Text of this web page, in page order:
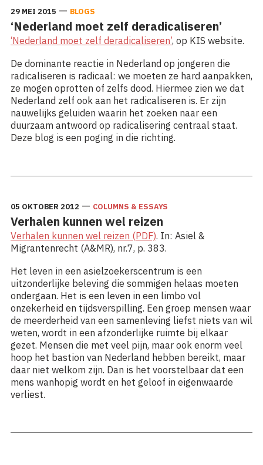
29 MEI 2015 — BLOGS
‘Nederland moet zelf deradicaliseren’
‘Nederland moet zelf deradicaliseren’, op KIS website.
De dominante reactie in Nederland op jongeren die
radicaliseren is radicaal: we moeten ze hard aanpakken,
ze mogen oprotten of zelfs dood. Hiermee zien we dat
Nederland zelf ook aan het radicaliseren is. Er zijn
nauwelijks geluiden waarin het zoeken naar een
duurzaam antwoord op radicalisering centraal staat.
Deze blog is een poging in die richting.
05 OKTOBER 2012 — COLUMNS & ESSAYS
Verhalen kunnen wel reizen
Verhalen kunnen wel reizen (PDF). In: Asiel &
Migrantenrecht (A&MR), nr.7, p. 383.
Het leven in een asielzoekerscentrum is een
uitzonderlijke beleving die sommigen helaas moeten
ondergaan. Het is een leven in een limbo vol
onzekerheid en tijdsverspilling. Een groep mensen waar
de meerderheid van een samenleving liefst niets van wil
weten, wordt in een afzonderlijke ruimte bij elkaar
gezet. Mensen die met veel pijn, maar ook enorm veel
hoop het bastion van Nederland hebben bereikt, maar
daar niet welkom zijn. Dan is het voorstelbaar dat een
mens wanhopig wordt en het geloof in eigenwaarde
verliest.